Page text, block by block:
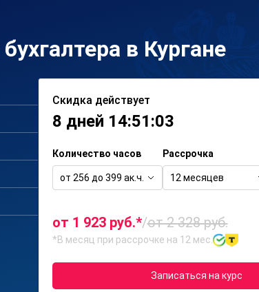
в Кургане
Скидка действует
8 дней 14:51:03
Количество часов
от 256 до 399 ак.ч.
Рассрочка
12 месяцев
от 1 923 руб.*/от 2 328 руб.
*В месяц при рассрочке на 12 мес.
Записаться на курс